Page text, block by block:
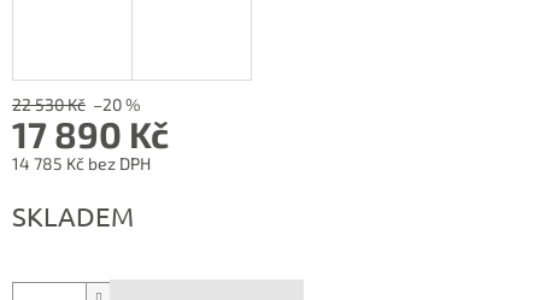
22 530 Kč –20 %
17 890 Kč
14 785 Kč bez DPH
cena:
SKLADEM